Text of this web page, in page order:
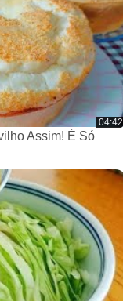
04:42
Assim! É Só